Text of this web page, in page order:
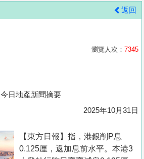
返回
瀏覽人次： 7345
今日地產新聞摘要
2025年10月31日
【東方日報】指，港銀削P息
0.125厘，返加息前水平。本港3